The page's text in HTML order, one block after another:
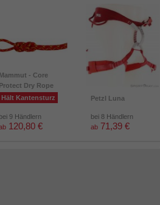
Mammut - Core
Protect Dry Rope
Hält Kantensturz
bei 9 Händlern
120,80 €
Petzl Luna
bei 8 Händlern
ab 71,39 €